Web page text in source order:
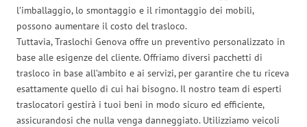
l’imballaggio, lo smontaggio e il rimontaggio dei mobili,
possono aumentare il costo del trasloco.
Tuttavia, Traslochi Genova offre un preventivo personalizzato in
base alle esigenze del cliente. Offriamo diversi pacchetti di
trasloco in base all’ambito e ai servizi, per garantire che tu riceva
esattamente quello di cui hai bisogno. Il nostro team di esperti
traslocatori gestirà i tuoi beni in modo sicuro ed efficiente,
assicurandosi che nulla venga danneggiato. Utilizziamo veicoli